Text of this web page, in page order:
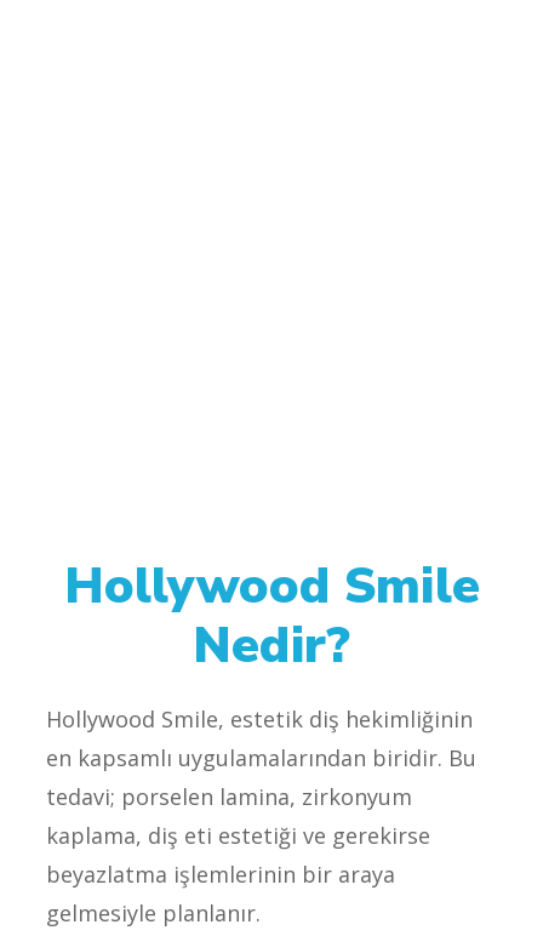
Hollywood Smile
Nedir?
Hollywood Smile, estetik diş hekimliğinin
en kapsamlı uygulamalarından biridir. Bu
tedavi; porselen lamina, zirkonyum
kaplama, diş eti estetiği ve gerekirse
beyazlatma işlemlerinin bir araya
gelmesiyle planlanır.